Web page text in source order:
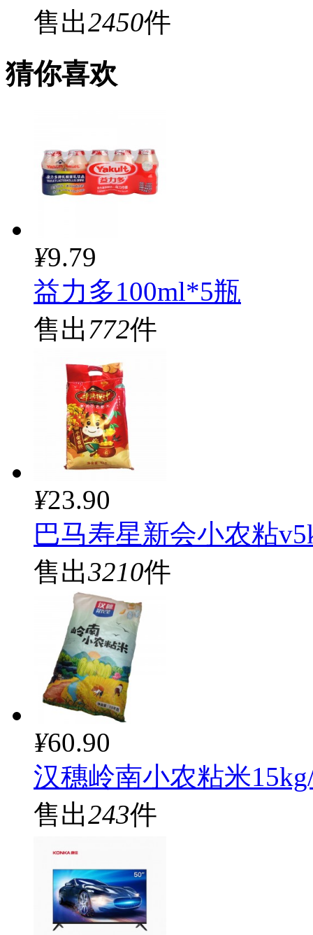
售出2450件
猜你喜欢
¥9.79
益力多100ml*5瓶
售出 772件
¥23.90
巴马寿星新会小农粘
售出3210件
¥60.90
汉穗岭南小农粘米
售出243件